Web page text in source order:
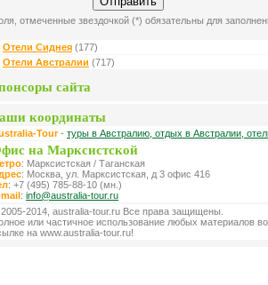
отмеченные звездочкой (*) обязательны для
Отели Сиднея (177)
Отели Австралии (717)
сайта
координаты
Tour- туры в Австралию, отдых в Австралии,
на Марксистской
: Марксистская / Таганская
: Москва, ул. Марксистская, д 3 офис 416
: +7 (495) 785-88-10 (мн.)
: info@australia-tour.ru
2014, australia-tour.ru Все права защищены.
или частичное использование любых материалов
на www.australia-tour.ru!